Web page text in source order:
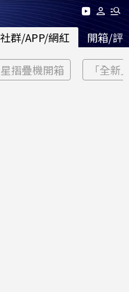
社群/APP/網紅 開箱/評
摺疊機開箱 「全新